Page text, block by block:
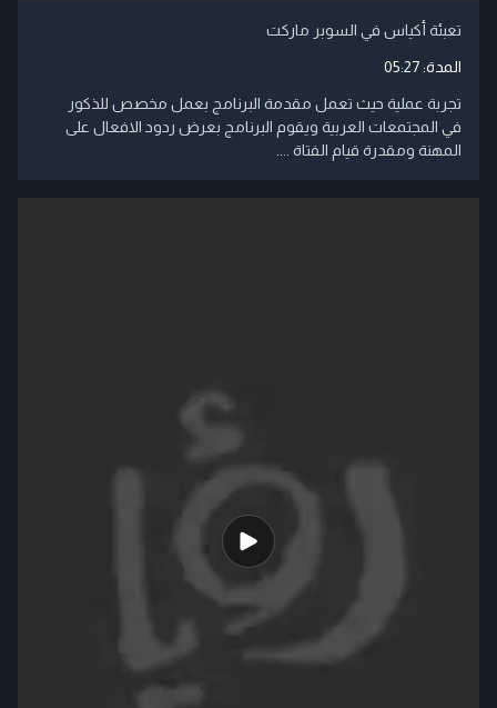
تعبئة أكياس في السوبر ماركت
المدة:05:27
تجربة عملية حيث تعمل مقدمة البرنامج بعمل مخصص للذكور
في المجتمعات العربية ويقوم البرنامج بعرض ردود الافعال على
المهنة ومقدرة قيام الفتاة ....